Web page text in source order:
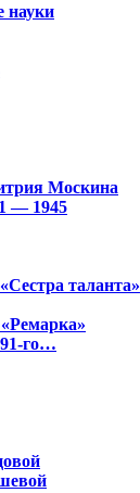
науки
Москина
— 1945
таланта»
го…